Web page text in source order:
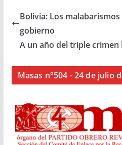
Bolivia: Los
gobierno
A un año del triple crimen
Masas n°504 - 24 de julio